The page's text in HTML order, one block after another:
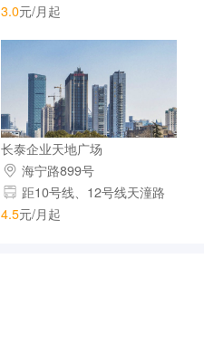
距8号线曲阜路站821米
3.0元/月起
长泰企业天地广场
海宁路899号
距10号线、12号线天潼路
站488米； 距3号线、4号线宝
4.5元/月起